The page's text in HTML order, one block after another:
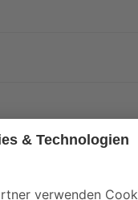
Angebote und Aktionen mehr